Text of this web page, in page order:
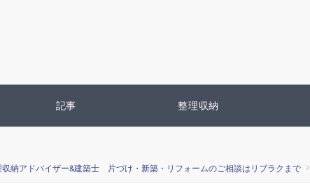
記事 整理収納
納アドバイザー&建築士 片づけ・新築・リフォームのご相談はリブラクまで